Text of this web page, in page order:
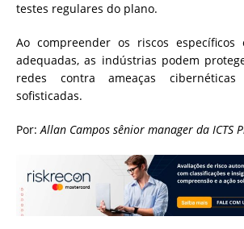
testes regulares do plano.
Ao compreender os riscos específicos
adequadas, as indústrias podem
redes contra ameaças
sofisticadas.
Por:Allan Campos sênior manager da ICTS